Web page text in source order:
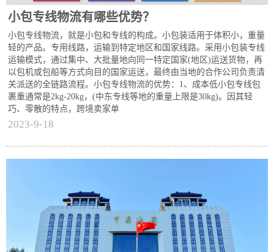
小包专线物流有哪些优势？
小包专线物流，就是小包和专线的构成。小包装适用于体积小，重量
轻的产品。专用线路，运输到特定地区和国家线路。采用小包装专线
运输模式，通过集中、大批量地向同一特定国家(地区)运送货物，再
以包机或包船等方式向目的国家运送，最终由当地的合作公司负责清
关派送的全链路流程。小包专线物流的优势：1、成本低小包专线包
裹重通常是2kg-20kg，(中东专线等地的重量上限是30kg)。因其轻
巧、零散的特点，跨境卖家单
2023-9-18